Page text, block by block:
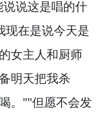
说说这是唱的什
现在是说今天是
女主人和厨师
明天把我杀
。 ""但愿不会发